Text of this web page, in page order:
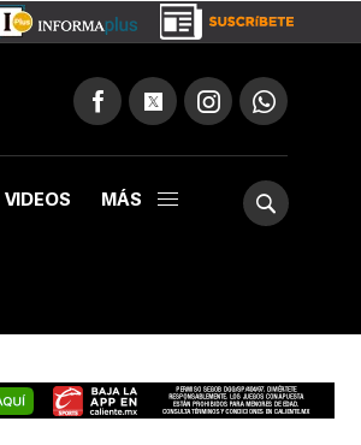
VIDEOS MÁS